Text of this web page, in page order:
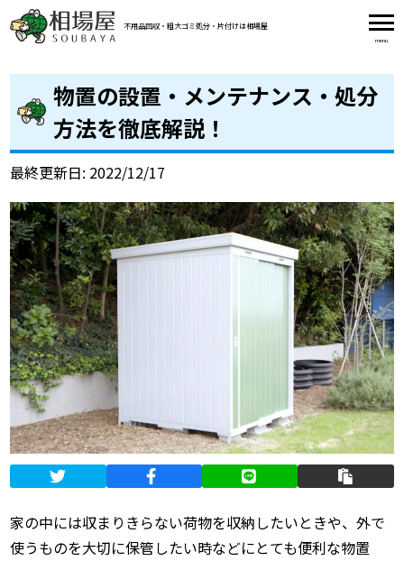
不用品回収・粗大ゴミ処分・片付けは相場屋
物置の設置・メンテナンス・処分
方法を徹底解説！
最終更新日: 2022/12/17
家の中には収まりきらない荷物を収納したいときや、外で
使うものを大切に保管したい時などにとても便利な物置